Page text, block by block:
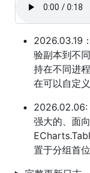
2026.03.19
验副本到不
持在不同进
在可以自定义
2026.02.06:
强大的、面
置于分组首位